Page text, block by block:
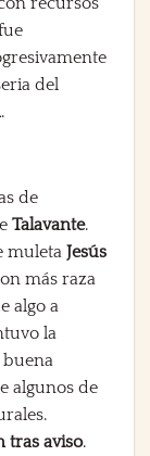
del
.
de
Talavante.
muleta Jesús
más raza
algo a
la
buena
algunos de
tras aviso.